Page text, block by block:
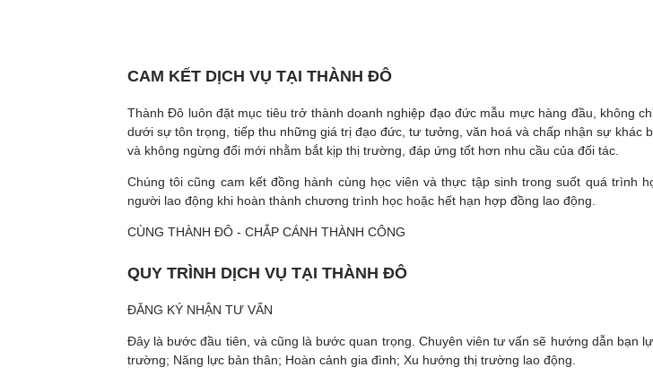
CAM KẾT DỊCH VỤ TẠI THÀNH ĐÔ
Thành Đô luôn đặt mục tiêu trở thành doanh nghiệp đạo đức mẫu mực hàng đầu, không
dưới sự tôn trọng, tiếp thu những giá trị đạo đức, tư tưởng, văn hoá và chấp nhận sự khác
và không ngừng đổi mới nhằm bắt kịp thị trường, đáp ứng tốt hơn nhu cầu của đối tác.
Chúng tôi cũng cam kết đồng hành cùng học viên và thực tập sinh trong suốt quá trình
người lao động khi hoàn thành chương trình học hoặc hết hạn hợp đồng lao động.
CÙNG THÀNH ĐÔ - CHẮP CÁNH THÀNH CÔNG
QUY TRÌNH DỊCH VỤ TẠI THÀNH ĐÔ
ĐĂNG KÝ NHẬN TƯ VẤN
Đây là bước đầu tiên, và cũng là bước quan trọng. Chuyên viên tư vấn sẽ hướng dẫn bạn
trường; Năng lực bản thân; Hoàn cảnh gia đình; Xu hướng thị trường lao động.